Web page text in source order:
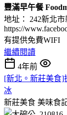
豐滿早午餐
地址： 242新北
https://
有提供免費WIFI
繼續閱讀
4年前
[新北。新莊美食]
冰
新莊美食 美味食